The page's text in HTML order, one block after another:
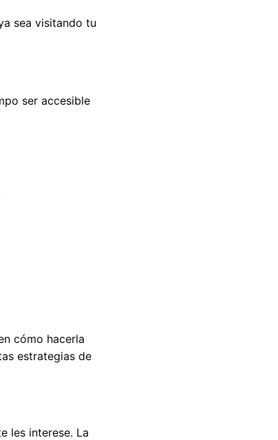
sea visitando tu
ser accesible
cómo hacerla
estrategias de
les interese. La